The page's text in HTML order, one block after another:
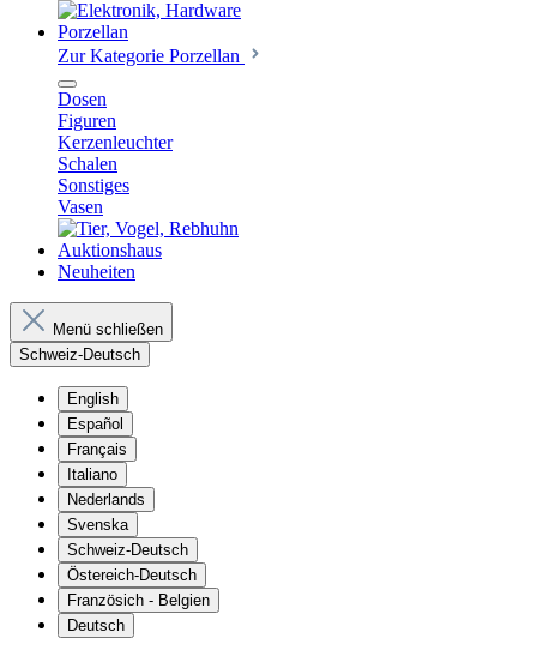
Porzellan
Zur Kategorie Porzellan
Dosen
Figuren
Kerzenleuchter
Schalen
Sonstiges
Vasen
Auktionshaus
Neuheiten
Menü schließen
Schweiz-Deutsch
English
Español
Français
Italiano
Nederlands
Svenska
Schweiz-Deutsch
Östereich-Deutsch
Französich - Belgien
Deutsch